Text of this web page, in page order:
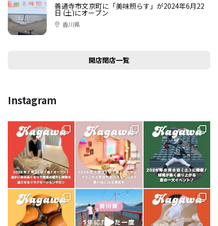
善通寺市文京町に「美味照らす」が2024年6月22
日 (土)にオープン
香川県
開店閉店一覧
Instagram